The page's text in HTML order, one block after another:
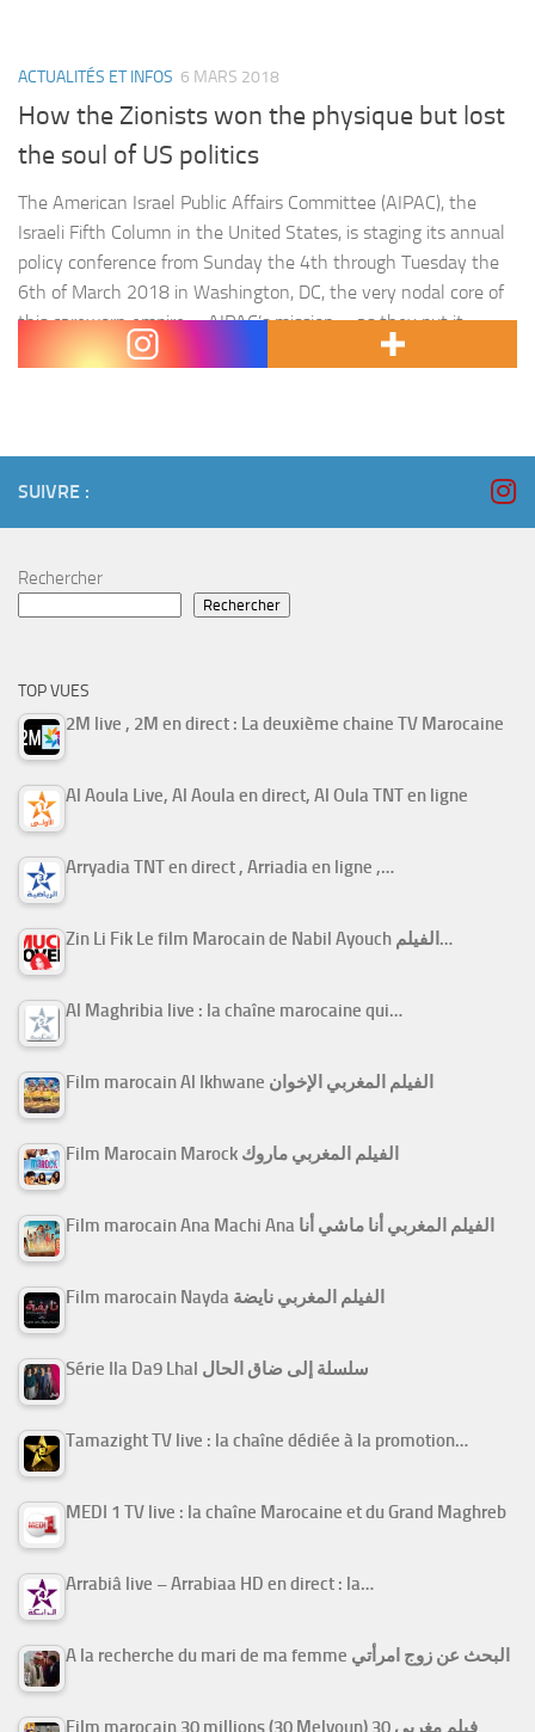
ACTUALITÉS ET INFOS 6 MARS 2018
How the Zionists won the physique but lost
the soul of US politics
The American Israel Public Affairs Committee (AIPAC), the
Israeli Fifth Column in the United States, is staging its annual
policy conference from Sunday the 4th through Tuesday the
6th of March 2018 in Washington, DC, the very nodal core of
this careworn empire. « AIPAC’s mission, » as they put it
resoundingly, « is to strengthen, protect and promote the…
SUIVRE :
Rechercher
Rechercher
TOP VUES
2M live , 2M en direct : La deuxième chaine TV Marocaine
Al Aoula Live, Al Aoula en direct, Al Oula TNT en ligne
Arryadia TNT en direct , Arriadia en ligne ,…
Zin Li Fik Le film Marocain de Nabil Ayouch الفيلم…
Al Maghribia live : la chaîne marocaine qui…
Film marocain Al Ikhwane الفيلم المغربي الإخوان
Film Marocain Marock الفيلم المغربي ماروك
Film marocain Ana Machi Ana الفيلم المغربي أنا ماشي أنا
Film marocain Nayda الفيلم المغربي نايضة
Série Ila Da9 Lhal سلسلة إلى ضاق الحال
Tamazight TV live : la chaîne dédiée à la promotion…
MEDI 1 TV live : la chaîne Marocaine et du Grand Maghreb
Arrabiâ live – Arrabiaa HD en direct : la…
A la recherche du mari de ma femme البحث عن زوج امرأتي
Film marocain 30 millions (30 Melyoun) فيلم مغربي 30